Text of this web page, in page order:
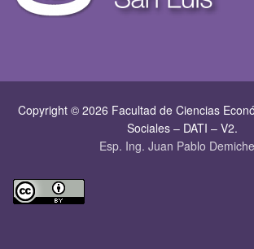
Copyright © 2026 Facultad de Ciencias
Sociales – DATI – V2.
Esp. Ing. Juan Pablo